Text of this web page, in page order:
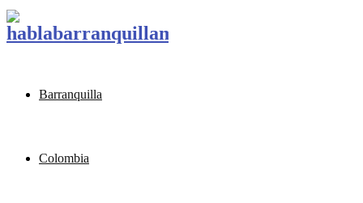
Barranquilla
Colombia